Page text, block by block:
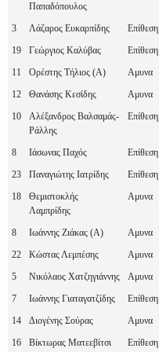
Παπαδόπουλος
3 Λάζαρος Ευκαρπίδης Επίθεση
19
Γεώργιος Καλύβας Επίθεση
11
Ορέστης Τήλιος (A) Αμυνα
12
Θανάσης Κεσίδης Αμυνα
10
Αλέξανδρος Βαλσαμάς-
Ράλλης
Επίθεση
8 Ιάσωνας Παχός Επίθεση
23
Παναγιώτης Ιατρίδης Επίθεση
18
Θεμιστοκλής
Λαμπρίδης
Αμυνα
8 Ιωάννης Ζιάκας (A) Αμυνα
22
Κώστας Λεμπέσης Αμυνα
5
Νικόλαος Χατζηγιάννης Αμυνα
7
Ιωάννης Γιαταγατζίδης Επίθεση
14
Διογένης Σούρας Αμυνα
16
Βίκτωρας Ματεεβίτσι Επίθεση